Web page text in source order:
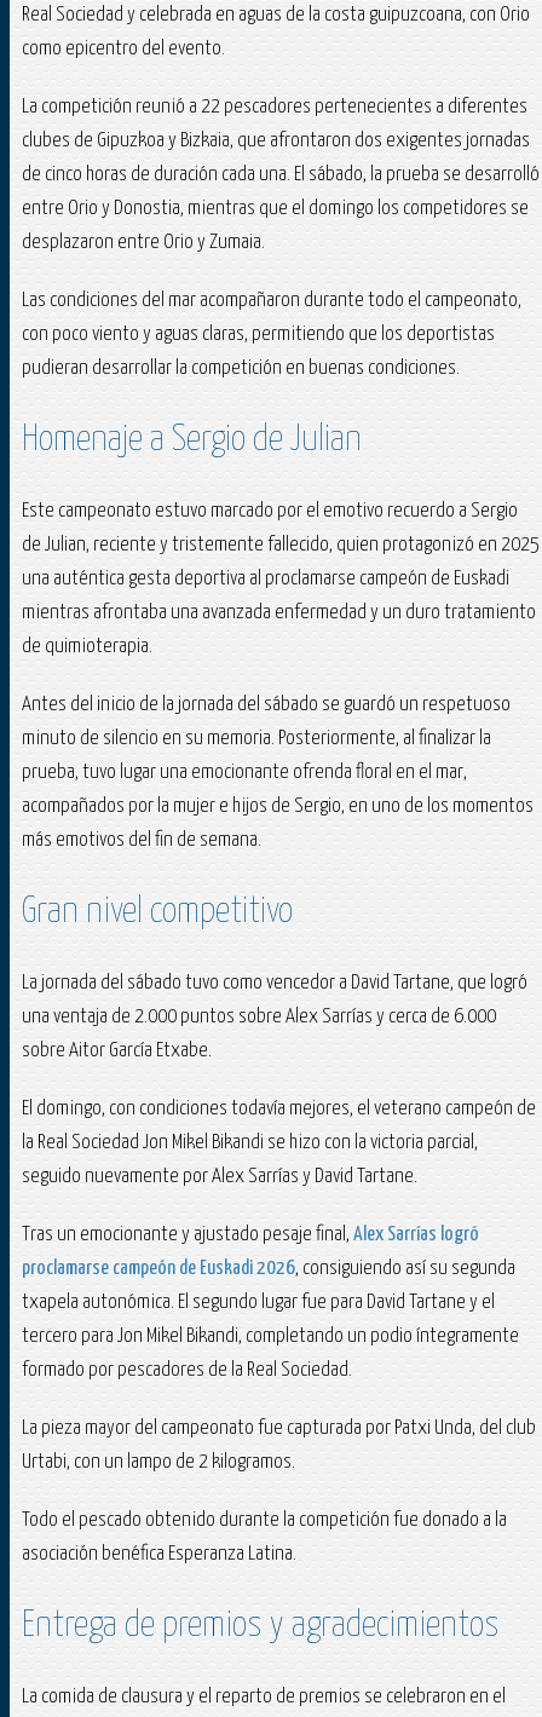
Real Sociedad y celebrada en aguas de la costa guipuzcoana, con Orio
como epicentro del evento.
La competición reunió a 22 pescadores pertenecientes a diferentes
clubes de Gipuzkoa y Bizkaia, que afrontaron dos exigentes jornadas
de cinco horas de duración cada una. El sábado, la prueba se desarrolló
entre Orio y Donostia, mientras que el domingo los competidores se
desplazaron entre Orio y Zumaia.
Las condiciones del mar acompañaron durante todo el campeonato,
con poco viento y aguas claras, permitiendo que los deportistas
pudieran desarrollar la competición en buenas condiciones.
Homenaje a Sergio de Julian
Este campeonato estuvo marcado por el emotivo recuerdo a Sergio
de Julian, reciente y tristemente fallecido, quien protagonizó en 2025
una auténtica gesta deportiva al proclamarse campeón de Euskadi
mientras afrontaba una avanzada enfermedad y un duro tratamiento
de quimioterapia.
Antes del inicio de la jornada del sábado se guardó un respetuoso
minuto de silencio en su memoria. Posteriormente, al finalizar la
prueba, tuvo lugar una emocionante ofrenda floral en el mar,
acompañados por la mujer e hijos de Sergio, en uno de los momentos
más emotivos del fin de semana.
Gran nivel competitivo
La jornada del sábado tuvo como vencedor a David Tartane, que logró
una ventaja de 2.000 puntos sobre Alex Sarrías y cerca de 6.000
sobre Aitor García Etxabe.
El domingo, con condiciones todavía mejores, el veterano campeón de
la Real Sociedad Jon Mikel Bikandi se hizo con la victoria parcial,
seguido nuevamente por Alex Sarrías y David Tartane.
Tras un emocionante y ajustado pesaje final, Alex Sarrías logró
proclamarse campeón de Euskadi 2026, consiguiendo así su segunda
txapela autonómica. El segundo lugar fue para David Tartane y el
tercero para Jon Mikel Bikandi, completando un podio íntegramente
formado por pescadores de la Real Sociedad.
La pieza mayor del campeonato fue capturada por Patxi Unda, del club
Urtabi, con un lampo de 2 kilogramos.
Todo el pescado obtenido durante la competición fue donado a la
asociación benéfica Esperanza Latina.
Entrega de premios y agradecimientos
La comida de clausura y el reparto de premios se celebraron en el